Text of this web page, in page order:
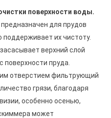
поверхности воды.
для прудов
их чистоту.
верхний слой
поверхности пруда.
отверстием фильтрующий
грязи, благодаря
особенно осенью,
может